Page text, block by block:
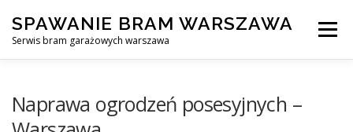
content
SPAWANIE BRAM WARSZAWA
Serwis bram garażowych warszawa
Menu
Naprawa ogrodzeń posesyjnych –